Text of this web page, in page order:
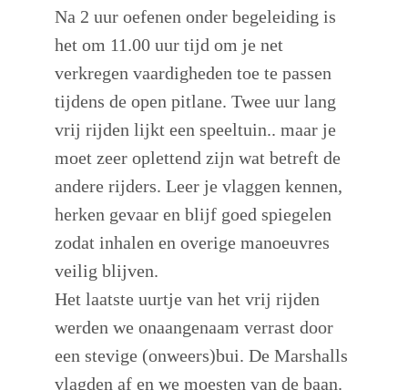
Na 2 uur oefenen onder begeleiding is
het om 11.00 uur tijd om je net
verkregen vaardigheden toe te passen
tijdens de open pitlane. Twee uur lang
vrij rijden lijkt een speeltuin.. maar je
moet zeer oplettend zijn wat betreft de
andere rijders. Leer je vlaggen kennen,
herken gevaar en blijf goed spiegelen
zodat inhalen en overige manoeuvres
veilig blijven.
Het laatste uurtje van het vrij rijden
werden we onaangenaam verrast door
een stevige (onweers)bui. De Marshalls
vlagden af en we moesten van de baan.